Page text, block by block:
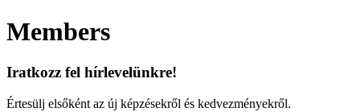
Members
Iratkozz fel hírlevelünkre!
Értesülj elsőként az új képzésekről és kedvezményekről.